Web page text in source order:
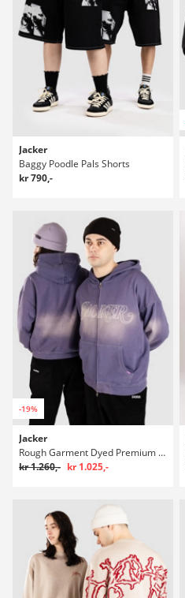
Jacker
Baggy Poodle Pals Shorts
kr 790,-
-19%
Jacker
Rough Garment Dyed Premium Hættetrøje med lynlås
kr 1.260,- kr 1.025,-